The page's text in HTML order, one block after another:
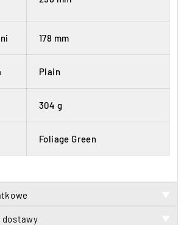
178 mm
Plain
304 g
Foliage Green